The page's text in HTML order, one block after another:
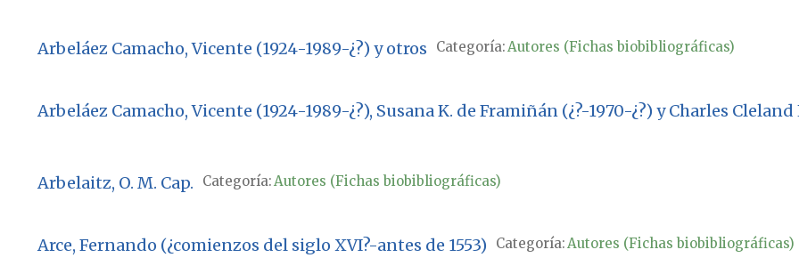
Arbeláez Camacho, Vicente (1924-1989-¿?) y otros Categoría:Autores (Fichas biobibliográficas)
Arbeláez Camacho, Vicente (1924-1989-¿?), Susana K. de Framiñán (¿?-1970-¿?) y Charles Cleland
Arbelaitz, O. M. Cap. Categoría:Autores (Fichas biobibliográficas)
Arce, Fernando (¿comienzos del siglo XVI?-antes de 1553) Categoría:Autores (Fichas biobibliográficas)